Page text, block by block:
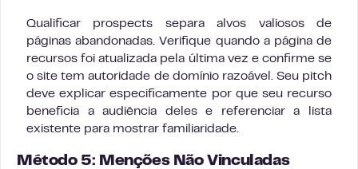
Qualificar prospects separa alvos valiosos de
páginas abandonadas. Verifique quando a página de
recursos foi atualizada pela última vez e confirme se
o site tem autoridade de domínio razoável. Seu pitch
deve explicar especificamente por que seu recurso
beneficia a audiência deles e referenciar a lista
existente para mostrar familiaridade.
Método 5: Menções Não Vinculadas